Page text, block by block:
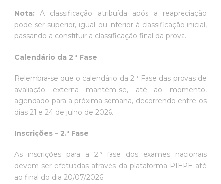
Nota: A classificação atribuída após a reapreciação
pode ser superior, igual ou inferior à classificação inicial,
passando a constituir a classificação final da prova.
Calendário da 2.ª Fase
Relembra-se que o calendário da 2.ª Fase das provas de
avaliação externa mantém-se, até ao momento,
agendado para a próxima semana, decorrendo entre os
dias 21 e 24 de julho de 2026.
Inscrições – 2.ª Fase
As inscrições para a 2.ª fase dos exames nacionais
devem ser efetuadas através da plataforma PIEPE até
ao final do dia 20/07/2026.